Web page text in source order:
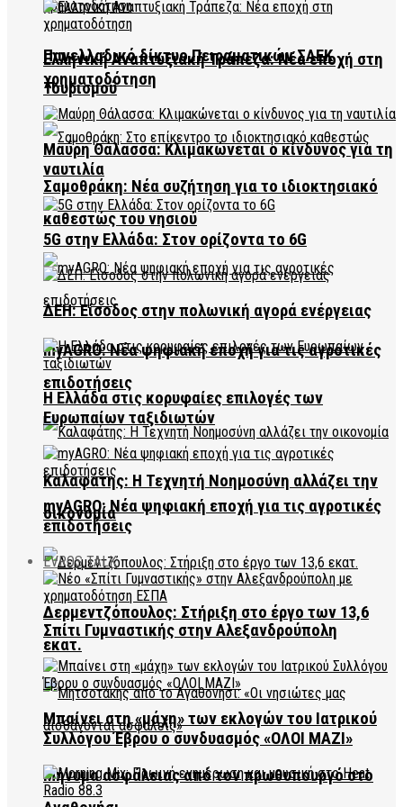
Πανελλαδικό δίκτυο Πειραματικών ΣΑΕΚ
Τουρισμού
Σαμοθράκη: Νέα συζήτηση για το ιδιοκτησιακό
καθεστώς του νησιού
myAGRO: Νέα ψηφιακή εποχή για τις αγροτικές
επιδοτήσεις
Καλαφάτης: Η Τεχνητή Νοημοσύνη αλλάζει την
οικονομία
Δερμεντζόπουλος: Στήριξη στο έργο των 13,6
εκατ.
Μήνυμα ασφάλειας από τον πρωθυπουργό στο
Ελληνική Αναπτυξιακή Τράπεζα: Νέα εποχή στη
χρηματοδότηση
Μαύρη Θάλασσα: Κλιμακώνεται ο κίνδυνος για τη
ναυτιλία
5G στην Ελλάδα: Στον ορίζοντα το 6G
ΔΕΗ: Είσοδος στην πολωνική αγορά ενέργειας
Η Ελλάδα στις κορυφαίες επιλογές των
Ευρωπαίων ταξιδιωτών
myAGRO: Νέα ψηφιακή εποχή για τις αγροτικές
επιδοτήσεις
EVROS TALK
Σπίτι Γυμναστικής στην Αλεξανδρούπολη
Μπαίνει στη «μάχη» των εκλογών του Ιατρικού
Συλλόγου Έβρου ο συνδυασμός «ΟΛΟΙ ΜΑΖΙ»